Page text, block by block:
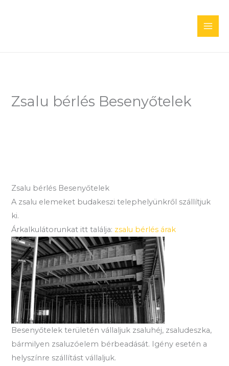
Zsalu bérlés Besenyőtelek
Zsalu bérlés Besenyőtelek
A zsalu elemeket budakeszi telephelyünkről szállítjuk
ki.
Árkalkulátorunkat itt találja: zsalu bérlés árak
Besenyőtelek területén vállaljuk zsaluhéj, zsaludeszka,
bármilyen zsaluzóelem bérbeadását. Igény esetén a
helyszínre szállítást vállaljuk.